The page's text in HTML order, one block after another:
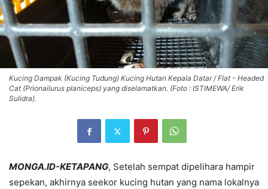
Kucing Dampak (Kucing Tudung) Kucing Hutan Kepala Datar / Flat - Headed
Cat (Prionailurus planiceps) yang diselamatkan. (Foto : ISTIMEWA/ Erik
Sulidra).
MONGA.ID-KETAPANG, Setelah sempat dipelihara hampir
sepekan, akhirnya seekor kucing hutan yang nama lokalnya